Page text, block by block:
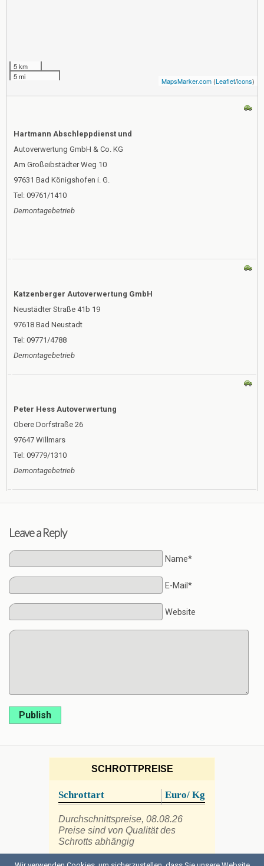
5 km
5 mi
MapsMarker.com (Leaflet/icons)
Hartmann Abschleppdienst und
Autoverwertung GmbH & Co. KG
Am Großeibstädter Weg 10
97631 Bad Königshofen i. G.
Tel: 09761/1410
Demontagebetrieb
Katzenberger Autoverwertung GmbH
Neustädter Straße 41b 19
97618 Bad Neustadt
Tel: 09771/4788
Demontagebetrieb
Peter Hess Autoverwertung
Obere Dorfstraße 26
97647 Willmars
Tel: 09779/1310
Demontagebetrieb
Leave a Reply
Name*
E-Mail*
Website
Publish
SCHROTTPREISE
Schrottart Euro/ Kg
Durchschnittspreise, 08.08.26
Preise sind von Qualität des
Schrotts abhängig